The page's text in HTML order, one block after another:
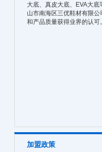
大底、真皮大底、EVA大
山市南海区三优鞋材有限
和产品质量获得业界的认
加盟政策